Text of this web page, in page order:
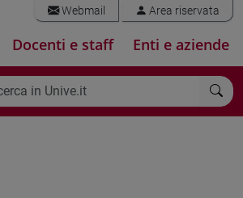
Webmail Area riservata
Docenti e staff Enti e aziende